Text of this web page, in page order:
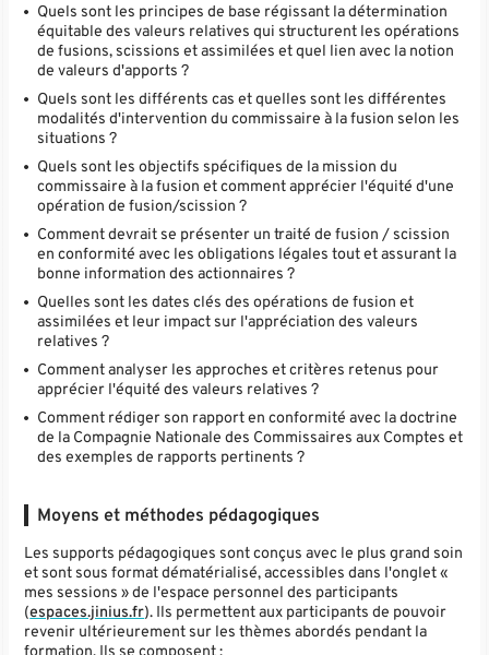
Quels sont les principes de base régissant la détermination
équitable des valeurs relatives qui structurent les opérations
de fusions, scissions et assimilées et quel lien avec la notion
de valeurs d'apports ?
Quels sont les différents cas et quelles sont les différentes
modalités d'intervention du commissaire à la fusion selon les
situations ?
Quels sont les objectifs spécifiques de la mission du
commissaire à la fusion et comment apprécier l'équité d'une
opération de fusion/scission ?
Comment devrait se présenter un traité de fusion / scission
en conformité avec les obligations légales tout et assurant la
bonne information des actionnaires ?
Quelles sont les dates clés des opérations de fusion et
assimilées et leur impact sur l'appréciation des valeurs
relatives ?
Comment analyser les approches et critères retenus pour
apprécier l'équité des valeurs relatives ?
Comment rédiger son rapport en conformité avec la doctrine
de la Compagnie Nationale des Commissaires aux Comptes et
des exemples de rapports pertinents ?
Moyens et méthodes pédagogiques
Les supports pédagogiques sont conçus avec le plus grand soin
et sont sous format dématérialisé, accessibles dans l'onglet «
mes sessions » de l'espace personnel des participants
(espaces.jinius.fr). Ils permettent aux participants de pouvoir
revenir ultérieurement sur les thèmes abordés pendant la